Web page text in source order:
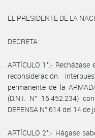
EL PRESIDENTE DE LA
DECRETA:
ARTÍCULO 1°.-
reconsideración
permanente de la
(D.N.I. N° 16.452.234)
DEFENSA N° 614 del 14 de
ARTÍCULO 2°.- Hágase